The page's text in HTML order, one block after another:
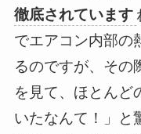
徹底されています
でエアコン内部の
るのですが、その
を見て、ほとんど
いたなんて！」と